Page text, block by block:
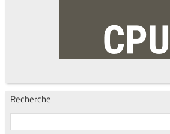
Recherche